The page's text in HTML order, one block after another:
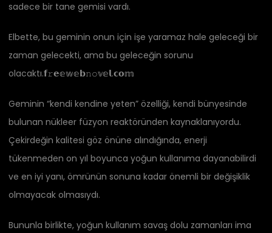
sadece bir tane gemisi vardı.
Elbette, bu geminin onun için işe yaramaz hale geleceği bir
zaman gelecekti, ama bu geleceğin sorunu
olacaktı.𝗳𝚛𝗲𝕖𝕨𝕖𝗯𝚗𝚘𝕧𝕖𝗹.𝗰𝗼𝕞
Geminin “kendi kendine yeten” özelliği, kendi bünyesinde
bulunan nükleer füzyon reaktöründen kaynaklanıyordu.
Çekirdeğin kalitesi göz önüne alındığında, enerji
tükenmeden on yıl boyunca yoğun kullanıma dayanabilirdi
ve en iyi yanı, ömrünün sonuna kadar önemli bir değişiklik
olmayacak olmasıydı.
Bununla birlikte, yoğun kullanım savaş dolu zamanları ima